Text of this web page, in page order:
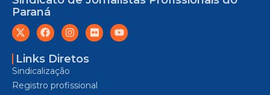
Paraná
Links Diretos
Sindicalização
Registro profissional